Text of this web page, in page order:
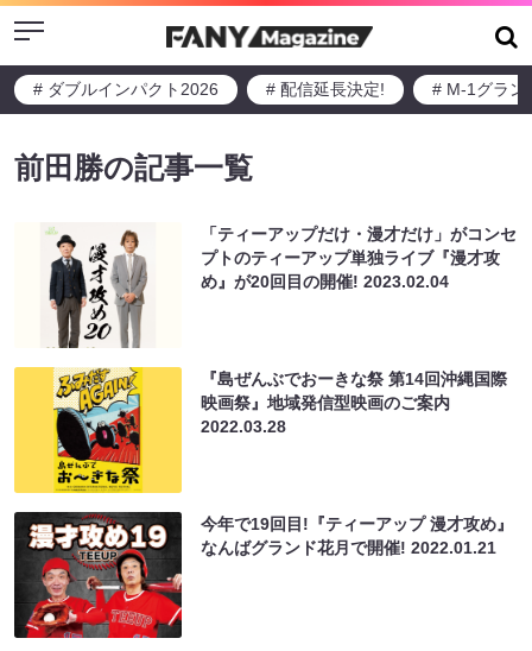
Menu
# ダブルインパクト2026 # 配信延長決定! # M-1グラン
前田勝の記事一覧
「ティーアップだけ・漫才だけ」がコンセ
プトのティーアップ単独ライブ『漫才攻
め』が20回目の開催!2023.02.04
『島ぜんぶでおーきな祭 第14回沖縄国際
映画祭』地域発信型映画のご案内
2022.03.28
今年で19回目!『ティーアップ 漫才攻め』
なんばグランド花月で開催!2022.01.21